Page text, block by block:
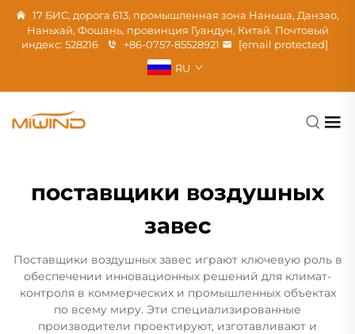
17 БИС, дорога 613, промышленная зона Наньша, Данзао,
Наньхай, Фошань, провинция Гуандун, Китай. Почтовый
индекс: 528216
+86-0757-85528921
[email protected]
RU
поставщики воздушных
завес
Поставщики воздушных завес играют ключевую роль в
обеспечении инновационных решений для климат-
контроля в коммерческих и промышленных объектах
по всему миру. Эти специализированные
производители проектируют, изготавливают и